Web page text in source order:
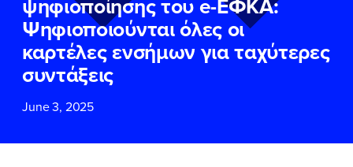
Ψηφιοποιούνται όλες οι
καρτέλες ενσήμων για ταχύτερες
συντάξεις
June 3, 2025
ΕΠΙΘΕΤΟ*
ΤΗΛΕΦΩΝΟ
ΕΠΙΘΕΤΟ*
ΤΗΛΕΦΩΝΟ